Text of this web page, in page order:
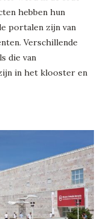
hebben hun
portalen zijn van
Verschillende
die van
in het klooster en